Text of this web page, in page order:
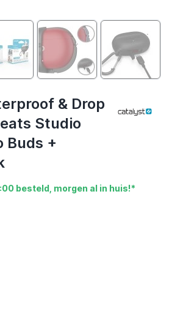
& Drop
Studio
Buds +
besteld, morgen al in huis!*